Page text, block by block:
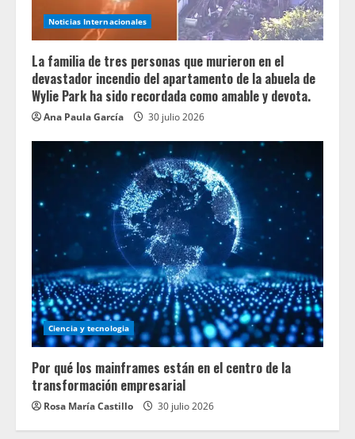
Noticias Internacionales
La familia de tres personas que murieron en el
devastador incendio del apartamento de la abuela de
Wylie Park ha sido recordada como amable y devota.
Ana Paula García 30 julio 2026
Ciencia y tecnologia
Por qué los mainframes están en el centro de la
transformación empresarial
Rosa María Castillo 30 julio 2026